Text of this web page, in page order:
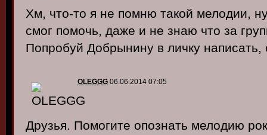
Хм, что-то я не помню такой мелодии,
смог помочь, даже и не знаю что за
Попробуй Добрынину в личку написать,
OLEGGG 06.06.2014 07:05
Друзья. Помогите опознать мелодию